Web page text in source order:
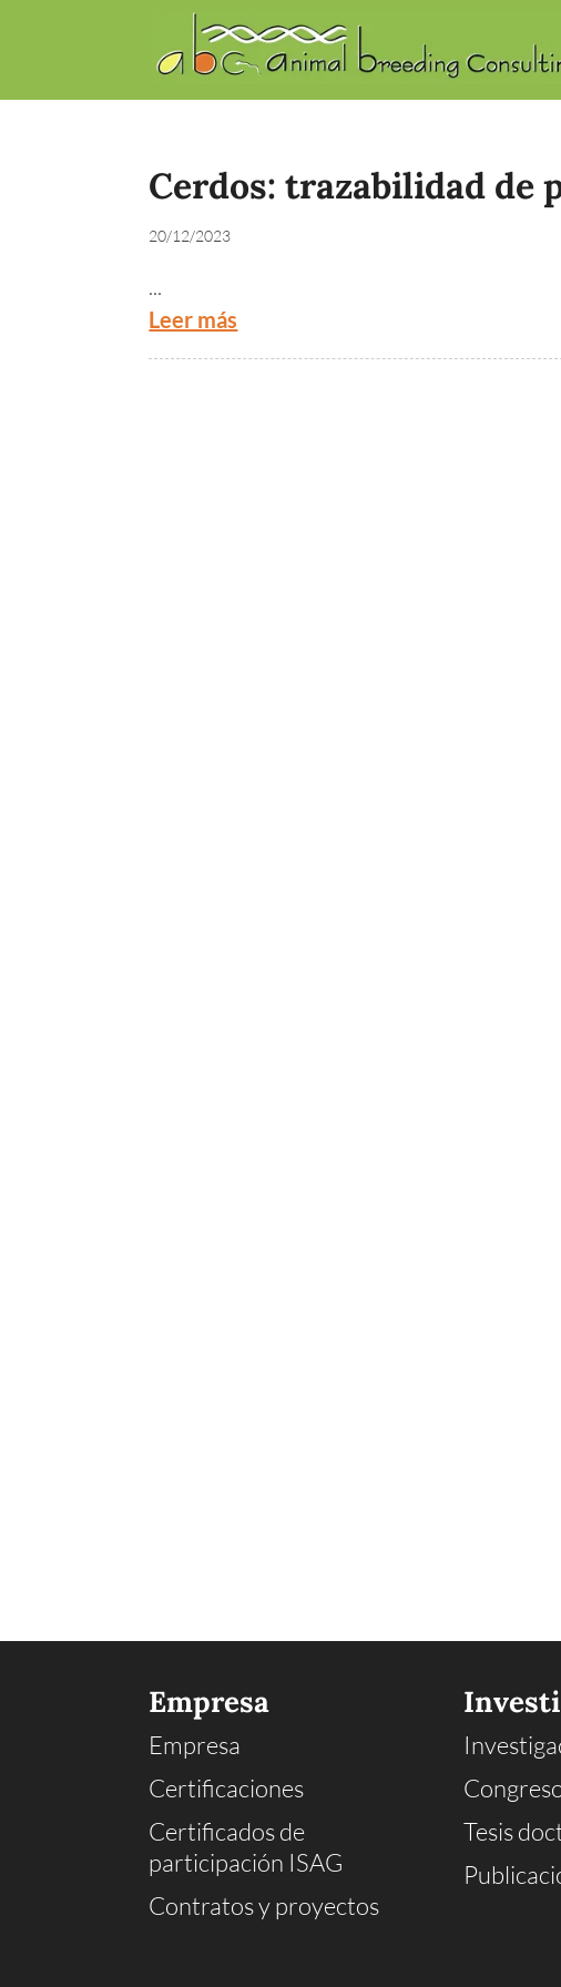
Cerdos: trazabilidad de
20/12/2023
...
Leer más
Empresa
Empresa
Certificaciones
Certificados de
participación ISAG
Contratos y proyectos
Tesis